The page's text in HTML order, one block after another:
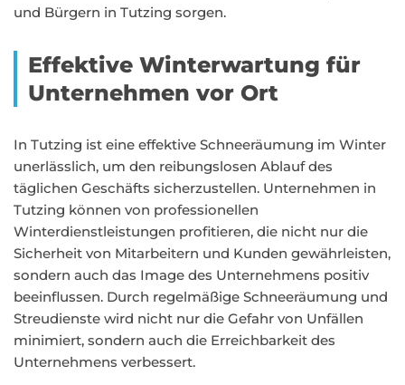
und Bürgern in Tutzing sorgen.
Effektive Winterwartung für
Unternehmen vor Ort
In Tutzing ist eine effektive Schneeräumung im Winter
unerlässlich, um den reibungslosen Ablauf des
täglichen Geschäfts sicherzustellen. Unternehmen in
Tutzing können von professionellen
Winterdienstleistungen profitieren, die nicht nur die
Sicherheit von Mitarbeitern und Kunden gewährleisten,
sondern auch das Image des Unternehmens positiv
beeinflussen. Durch regelmäßige Schneeräumung und
Streudienste wird nicht nur die Gefahr von Unfällen
minimiert, sondern auch die Erreichbarkeit des
Unternehmens verbessert.